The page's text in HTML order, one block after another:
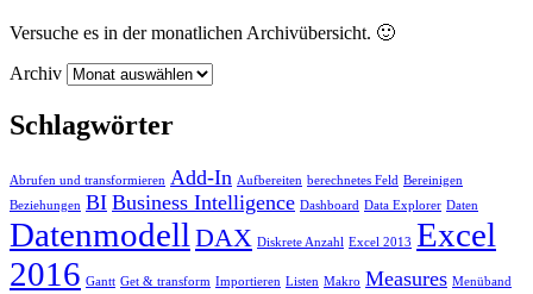
Versuche es in der monatlichen Archivübersicht. 🙂
Archiv
Schlagwörter
Abrufen und transformieren Add-In Aufbereiten berechnetes Feld Bereinigen
Beziehungen BI Business Intelligence Dashboard Data Explorer Daten
Datenmodell DAX Diskrete Anzahl Excel 2013 Excel
2016 Gantt Get & transform Importieren Listen Makro Measures Menüband